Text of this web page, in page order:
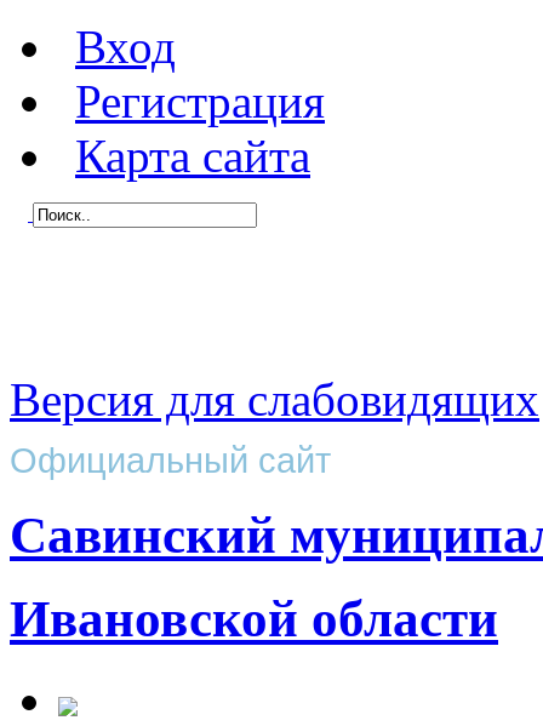
Вход
Регистрация
Карта сайта
Версия для слабовидящих
Официальный сайт
Савинский
Ивановской области